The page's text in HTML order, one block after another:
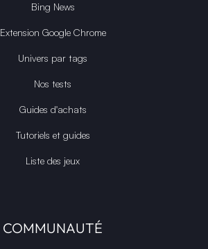
Bing News
Extension Google Chrome
Univers par tags
Nos tests
Guides d'achats
Tutoriels et guides
Liste des jeux
COMMUNAUTÉ